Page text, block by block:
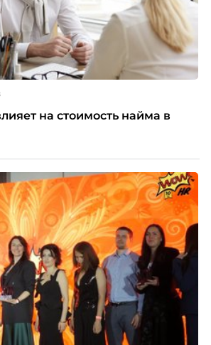
на стоимость найма в